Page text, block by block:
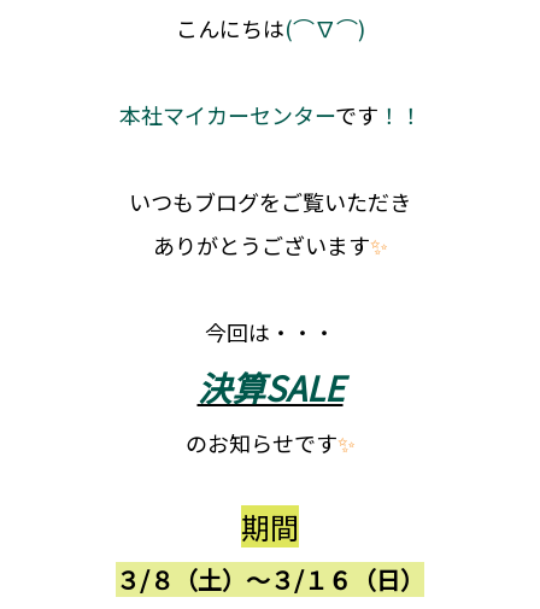
こんにちは(⌒∇⌒)
本社マイカーセンターです ！！
いつもブログをご覧いただき
ありがとうございます✨
今回は・・・
決算SALE
のお知らせです✨
期間
３/８（土）～３/１６（日）